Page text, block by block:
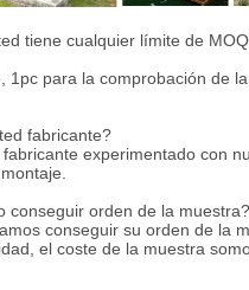
tiene cualquier límite de
1pc para la comprobación de
fabricante?
experimentado con
conseguir orden de la muestra?
conseguir su orden de la
el coste de la muestra